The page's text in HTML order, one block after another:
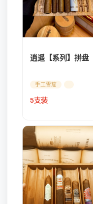
逍遥【系列】拼盘
手工雪茄
5支装